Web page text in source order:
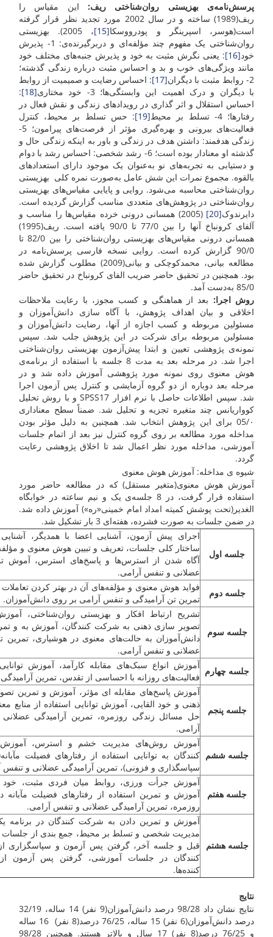
پرسش‌نامه‌ی بهزیستی روان‌شناختی ریف: این مقیاس را
ریف(1989) ساخته و در سال 2002 مورد تجدید نظر قرار گرفته
است(هوسر، اسپرینگر و پودرووسکا[15]
، 2005). بهزیستی
روان‌شناختی یک مفهوم چند مؤلفه‌ای و دربرگیرنده‌ی: 1- پذیرش
خود[16]
: یعنی نگرش مثبت به خود و پذیرش جنبه‌های مختلف خود
مانند ویژگی‌های خوب و بد و احساس مثبت درباره زندگی گذشته؛
2- روابط مثبت با دیگران
[17]
: احساس رضایت و صمیمیت از روابط
با دیگران و درک اهمیت این وابستگی‌ها؛ 3- خود مختاری
[18]
:
احساس استقلال و اثر گذاری در رویدادهای زندگی و نقش فعال در
رفتارها؛ 4- تسلط بر محیط
[19]
: حس تسلط بر محیط، کنترل
فعالیت‌های بیرونی و بهره‌گیری مؤثر از فرصت‌های پیرامون؛ 5-
زندگی هدفمند: داشتن هدف در زندگی و باور به اینکه زندگی حال و
گذشته او معنادار بوده است؛ 6- رشد شخصی: احساس رشد با دوام
و دستیابی به تجربه‌های نو به‌عنوان یک موجود دارای استعدادهای
بالقوه. مجموع نمرات این شش عامل به‌صورت نمره کلی بهزیستی
روان‌شناختی محاسبه می‌شود. روایی و پایایی مقیاس‌های بهزیستی
روان‌شناختی در پژوهش‌های متعددی مناسب گزارش گردیده است.
دایرندوک[20]
(2005) همسانی درونی خرده مقیاس‌ها را مناسب و
آلفای کرونباخ آنها را بین 77/0 تا 90/0 یافته است. ریف(1995)
همسانی درونی مقیاس‌های بهزیستی روان‌شناختی را بین 82/0 تا
90/0 گزارش کرده است. روایی نسخه فارسی پرسش‌نامه در
مطالعه بیانی، محمدکوچکی و بیانی(2009) مطلوب گزارش شده
بود. همچنین در تحقیق حاضر ضریب الفای کرونباخ در تحقیق حاضر
85/0 به‌دست آمد.
روش اجرا: بعد از هماهنگی و کسب مجوز، با رعایت ملاحظات
اخلاقی و بیان اهداف پژوهش، با آگاه سازی دانش‌آموزان و
مسئولین مربوطه و کسب اجازه از آنها، رضایت دانش‌آموزان و
مسئولین مربوطه برای شرکت در این پژوهش جلب شد. سپس
نمونه‌ی پژوهشی تعیین و ابتدا پیش‌آزمون بهزیستی روان‌شناختی
اجرا شد. در مرحله بعد به مدت 8 جلسه با استفاده از برنامه‌ی
هوش معنوی روی نمونه مورد پژوهشی آموزش داده شد و در
مرحله بعد دوباره از دو گروه آزمایشی و کنترل پس آزمون اجرا
شد. سپس اطلاعات حاصل با نرم افزار SPSS17 و با روش تحلیل
کوواریانس چند متغیره تجزیه و تحلیل شد. ضمناً سطح معناداری
05/۰ برای این پژوهش انتخاب شد. همچنین به دلیل مؤثر بودن
مداخله مورد مطالعه بر روی گروه کنترل نیز بعد از اتمام جلسات
آموزشی، مداخله مورد نظر اعمال شد تا اخلاق پژوهشی رعایت
گردد.
شیوه ی مداخله: آموزش هوش معنوی
آموزش هوش معنوی(متغیر مستقل) که در مطالعه حاضر مورد
استفاده قرار گرفت، در 8 جلسه‌ی یک و نیم ساعته در خوابگاه
الغدیر(تحت پوشش کمیته امداد امام خمینی«ره») آموزش داده شد.
در ضمن جلسات به صورت فشرده، هفته‌ای 3 بار تشکیل شد.
جلسه اول
اجرای پیش آزمون، آشنایی اعضا با همدیگر،
ساختار کلی جلسات، تعریف و تبیین هوش معنوی و
آگاه شدن از استرس‌ها و پاسخ‌های استرس، آموش
عضلانی و تنفس آرامی.
جلسه دوم
فواید هوش معنوی و مؤلفه‌های آن در بهتر کردن
تمرین تن آرامیدگی و تنفس آرامی بر روی دانش‌آموزان.
جلسه سوم
تشریح ارتباط افکار و بهزیستی روان‌شناختی،
تصویر سازی ذهنی به شرکت کنندگان، آموزش به و
دانش‌آموزان به حالت‌های معنوی در هوشیاری، تمرین
عضلانی و تنفس آرامی.
جلسه چهارم
آموزش انواع سبک‌های مقابله کارآمد، آموزش
فعالیت‌های روزانه با احساسی از تقدس، تمرین
جلسه پنجم
آموزش پاسخ‌های مقابله ای مؤثر، آموزش و تمرین
ذهنی و خود القایی، آموزش توانایی استفاده از منابع
حل مسائل زندگی روزمره، تمرین آرامیدگی
آرامی.
جلسه ششم
آموزش روش‌های مدیریت خشم و استرس،
کنندگان به توانایی استفاده از رفتارهای فضیلت
سپاسگذاری و فزونی)، تمرین آرامیدگی عضلانی و تنفس
جلسه هفتم
آموزش جرأت ورزی، روابط میان فردی مثبت، خود
آموزش و تمرین استفاده از رفتارهای فضیلت مآبانه
روزمره، تمرین آرامیدگی عضلانی و تنفس آرامی.
جلسه هشتم
آموزش و تمرین دادن به شرکت کنندگان در برنامه
مدیریت شخصی و تسلط بر محیط، جمع بندی از
قبل و جلسه آخر، گرفتن پس آزمون و سپاسگزاری
کنندگان در جلسات آموزشی، گرفتن پس آزمون
کننده‌ها.
نتایج
نتایج نشان داد 98/28 درصد دانش‌آموزان(9 نفر) 14 ساله، 32/19
درصد دانش‌آموزان(6 نفر) 15 ساله، 76/25 درصد(8 نفر) 16 ساله
و 76/25 درصد(8 نفر) 17 سال و بالاتر هستند. همچنین 98/28